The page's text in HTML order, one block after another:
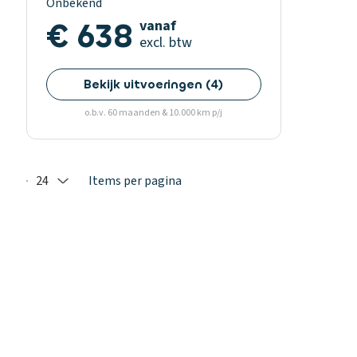
€ 638 vanaf
excl. btw
Bekijk uitvoeringen (4)
o.b.v. 60 maanden & 10.000 km p/j
Selected: 24
24 Items per pagina